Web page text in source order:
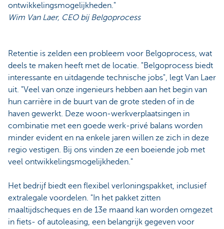
ontwikkelingsmogelijkheden."
Wim Van Laer, CEO bij Belgoprocess
Retentie is zelden een probleem voor Belgoprocess, wat
deels te maken heeft met de locatie. "Belgoprocess biedt
interessante en uitdagende technische jobs", legt Van Laer
uit. "Veel van onze ingenieurs hebben aan het begin van
hun carrière in de buurt van de grote steden of in de
haven gewerkt. Deze woon-werkverplaatsingen in
combinatie met een goede werk-privé balans worden
minder evident en na enkele jaren willen ze zich in deze
regio vestigen. Bij ons vinden ze een boeiende job met
veel ontwikkelingsmogelijkheden."
Het bedrijf biedt een flexibel verloningspakket, inclusief
extralegale voordelen. "In het pakket zitten
maaltijdscheques en de 13e maand kan worden omgezet
in fiets- of autoleasing, een belangrijk gegeven voor